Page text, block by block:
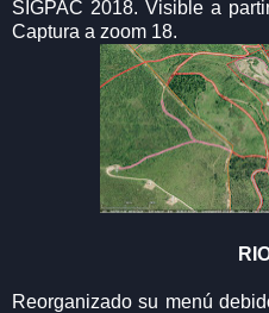
SIGPAC 2018. Visible a
Captura a zoom 18.
Reorganizado su menú